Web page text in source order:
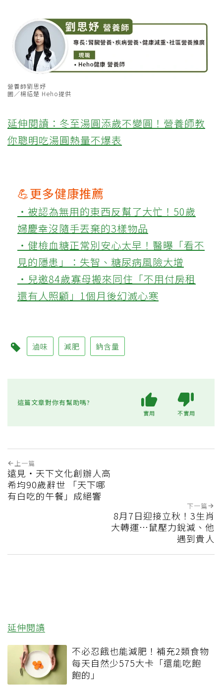
營養師劉思妤
圖／楊紹楚 Heho提供
延伸閱讀：冬至湯圓添歲不變圓！營養師教
你聰明吃湯圓熱量不爆表
💪更多健康推薦
‧被認為無用的東西反幫了大忙！50歲
婦慶幸沒隨手丟棄的3樣物品
‧健檢血糖正常別安心太早！醫曝「看不
見的隱患」：失智、糖尿病風險大增
‧兒邀84歲寡母搬來同住「不用付房租
還有人照顧」1個月後幻滅心寒
滷味 減肥 鈉含量
這篇文章對你有幫助嗎?
實用 不實用
上一篇
遠見‧天下文化創辦人高
希均90歲辭世 「天下哪
有白吃的午餐」成絕響
下一篇
8月7日迎接立秋！3生肖
大轉運…鼠壓力銳減、他
遇到貴人
延伸閱讀
不必忍餓也能減肥！補充2類食物
每天自然少575大卡「還能吃飽
飽的」